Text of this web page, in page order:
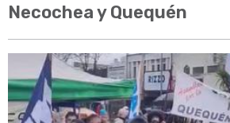
Necochea y Quequén